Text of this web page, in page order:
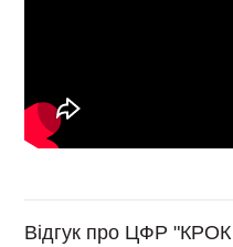
Відгук про ЦФР